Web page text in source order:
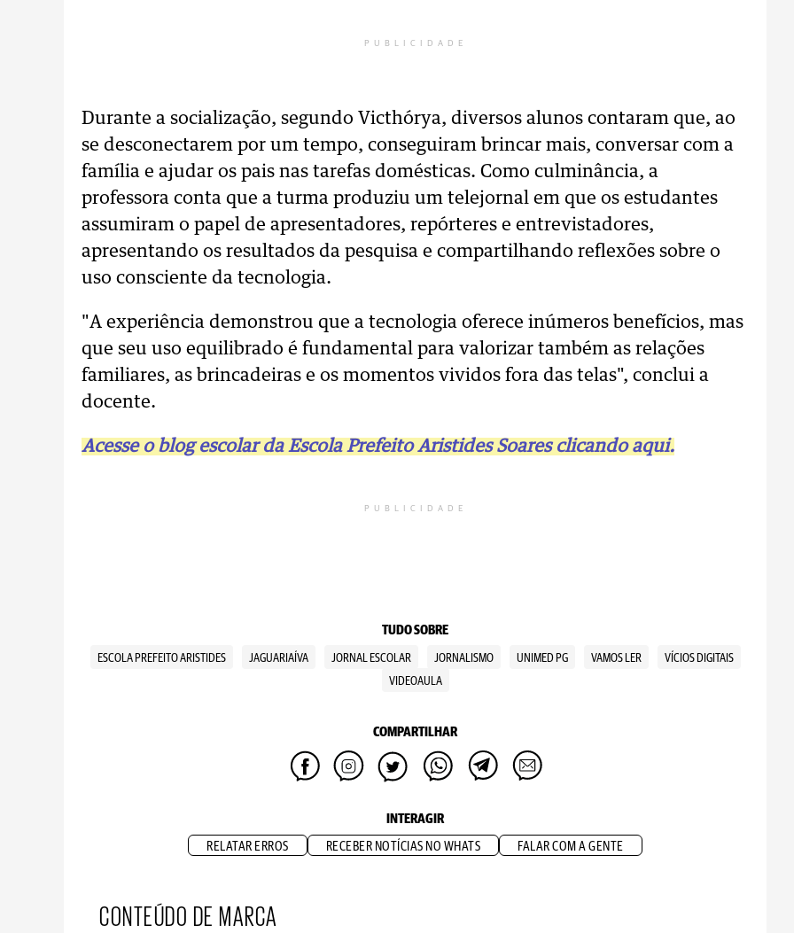
PUBLICIDADE
Durante a socialização, segundo Victhórya, diversos alunos contaram que, ao
se desconectarem por um tempo, conseguiram brincar mais, conversar com a
família e ajudar os pais nas tarefas domésticas. Como culminância, a
professora conta que a turma produziu um telejornal em que os estudantes
assumiram o papel de apresentadores, repórteres e entrevistadores,
apresentando os resultados da pesquisa e compartilhando reflexões sobre o
uso consciente da tecnologia.
"A experiência demonstrou que a tecnologia oferece inúmeros benefícios, mas
que seu uso equilibrado é fundamental para valorizar também as relações
familiares, as brincadeiras e os momentos vividos fora das telas", conclui a
docente.
Acesse o blog escolar da Escola Prefeito Aristides Soares clicando aqui.
PUBLICIDADE
TUDO SOBRE
ESCOLA PREFEITO ARISTIDES JAGUARIAÍVA JORNAL ESCOLAR JORNALISMO UNIMED PG VAMOS LER
VÍCIOS DIGITAIS
VIDEOAULA
COMPARTILHAR
INTERAGIR
RELATAR ERROS RECEBER NOTÍCIAS NO WHATS FALAR COM A GENTE
CONTEÚDO DE MARCA